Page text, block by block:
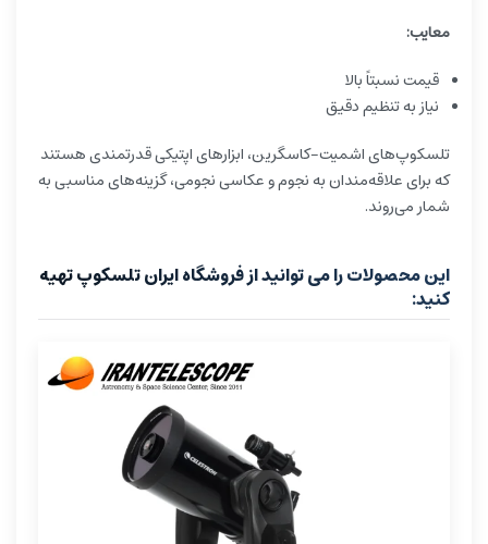
معایب:
قیمت نسبتاً بالا
نیاز به تنظیم دقیق
تلسکوپ‌های اشمیت-کاسگرین، ابزارهای اپتیکی قدرتمندی هستند
که برای علاقه‌مندان به نجوم و عکاسی نجومی، گزینه‌های مناسبی به
شمار می‌روند.
این محصولات را می توانید از فروشگاه ایران تلسکوپ تهیه
کنید: